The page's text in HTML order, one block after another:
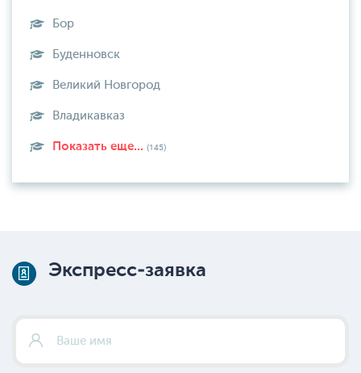
Бор
Буденновск
Великий Новгород
Владикавказ
Показать еще... (145)
Экспресс-заявка